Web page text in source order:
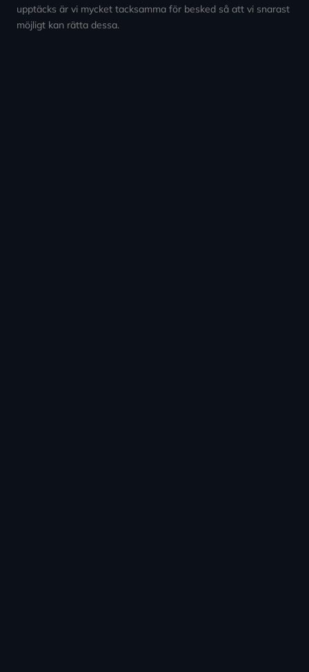
upptäcks är vi mycket tacksamma för besked så att vi snarast
möjligt kan rätta dessa.